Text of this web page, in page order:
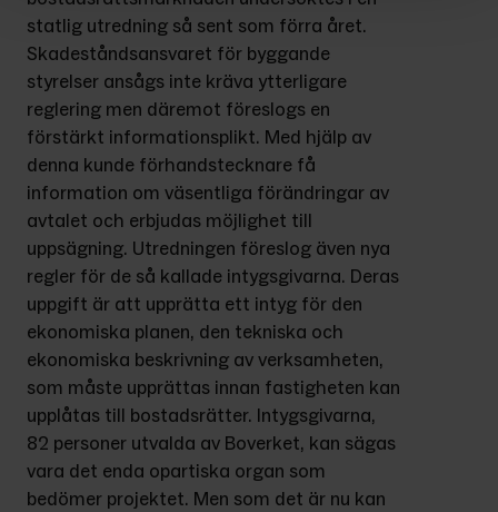
statlig utredning så sent som förra året.
Skadeståndsansvaret för byggande
styrelser ansågs inte kräva ytterligare
reglering men däremot föreslogs en
förstärkt informationsplikt. Med hjälp av
denna kunde förhandstecknare få
information om väsentliga förändringar av
avtalet och erbjudas möjlighet till
uppsägning. Utredningen föreslog även nya
regler för de så kallade intygsgivarna. Deras
uppgift är att upprätta ett intyg för den
ekonomiska planen, den tekniska och
ekonomiska beskrivning av verksamheten,
som måste upprättas innan fastigheten kan
upplåtas till bostadsrätter. Intygsgivarna,
82 personer utvalda av Boverket, kan sägas
vara det enda opartiska organ som
bedömer projektet. Men som det är nu kan